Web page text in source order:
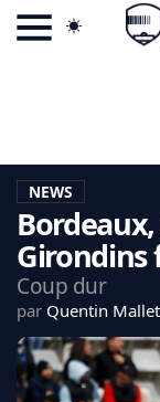
LA CHARTE
VIE PRIVÉE
CGU
CONTACTEZ-
MERCATO
CDM 2026
NEWS
Girondins
Coup dur
par Quentin Mallet